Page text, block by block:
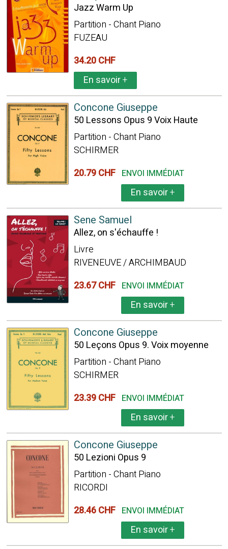
Jazz Warm Up
Partition - Chant Piano
FUZEAU
34.20 CHF
En savoir+
Concone Giuseppe
50 Lessons Opus 9 Voix Haute
Partition - Chant Piano
SCHIRMER
20.79 CHF ENVOI IMMÉDIAT
En savoir+
Sene Samuel
Allez, on s'échauffe !
Livre
RIVENEUVE / ARCHIMBAUD
23.67 CHF ENVOI IMMÉDIAT
En savoir+
Concone Giuseppe
50 Leçons Opus 9. Voix moyenne
Partition - Chant Piano
SCHIRMER
23.39 CHF ENVOI IMMÉDIAT
En savoir+
Concone Giuseppe
50 Lezioni Opus 9
Partition - Chant Piano
RICORDI
28.46 CHF ENVOI IMMÉDIAT
En savoir+